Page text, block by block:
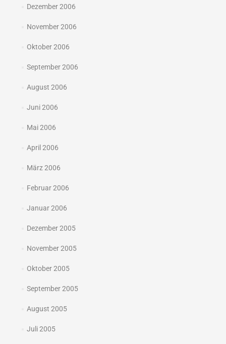
Dezember 2006
November 2006
Oktober 2006
September 2006
August 2006
Juni 2006
Mai 2006
April 2006
März 2006
Februar 2006
Januar 2006
Dezember 2005
November 2005
Oktober 2005
September 2005
August 2005
Juli 2005